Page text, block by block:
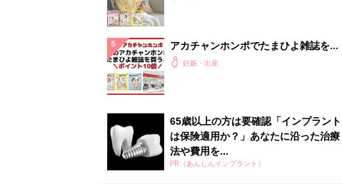
アカチャンホンポでたまひよ雑誌を買
うとポイント10倍【期間限定】
妊娠・出産
65歳以上の方は要確認「インプラント
は保険適用か？」あなたに沿った治療
法や費用を...
PR（あんしんインプラント）